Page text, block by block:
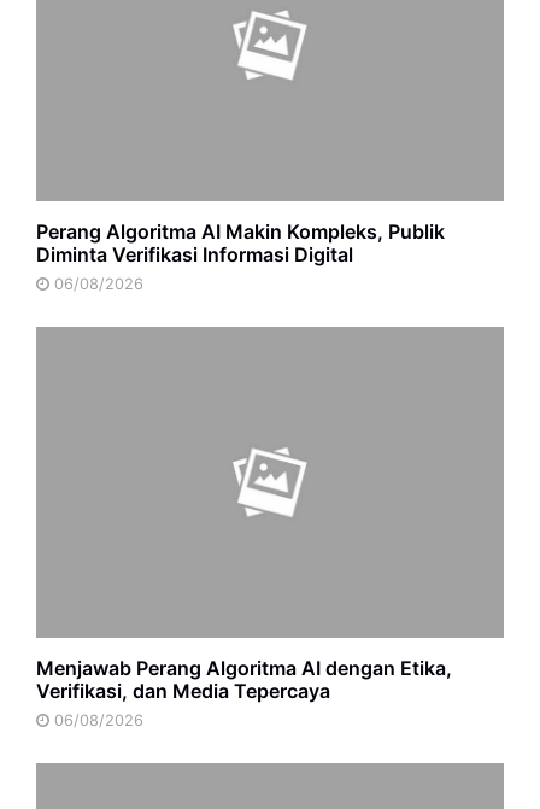
Perang Algoritma AI Makin Kompleks, Publik
Diminta Verifikasi Informasi Digital
06/08/2026
Menjawab Perang Algoritma AI dengan Etika,
Verifikasi, dan Media Tepercaya
06/08/2026